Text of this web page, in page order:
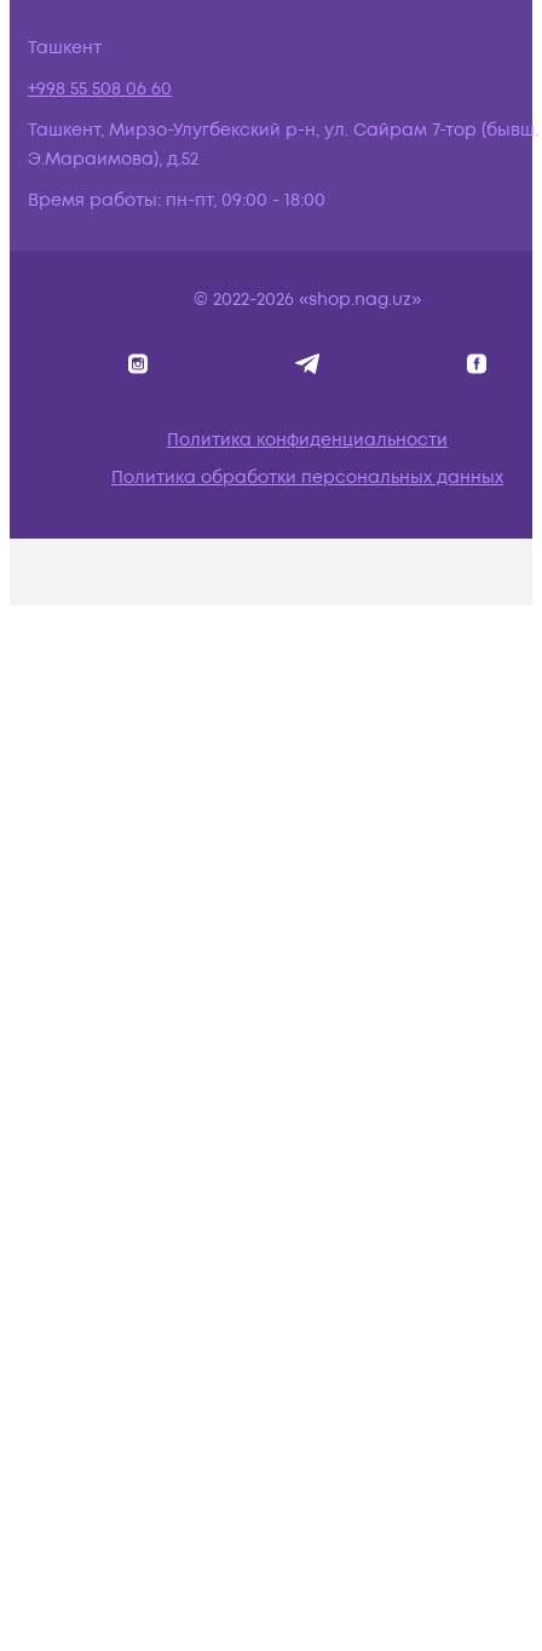
Ташкент
+998 55 508 06 60
Ташкент, Мирзо-Улугбекский р-н, ул. Сайрам 7-тор (бывш.
Э.Мараимова), д.52
Время работы: пн-пт, 09:00 - 18:00
© 2022-2026 «shop.nag.uz»
Политика конфиденциальности
Политика обработки персональных данных